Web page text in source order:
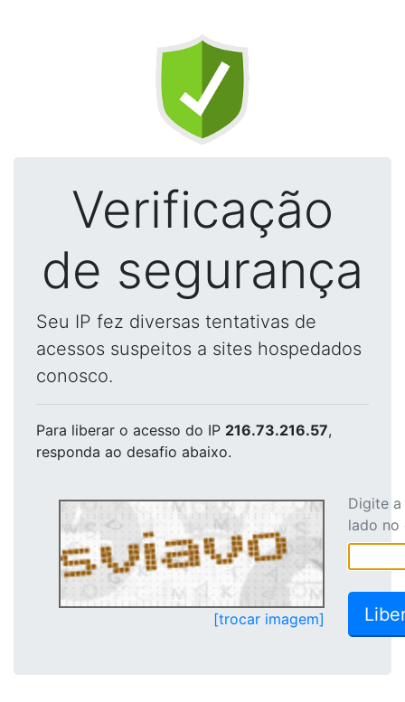
Verificação
de segurança
Seu IP fez diversas tentativas de
acessos suspeitos a sites hospedados
conosco.
Para liberar o acesso do IP 216.73.216.57,
responda ao desafio abaixo.
[trocar imagem]
Digite
lado no